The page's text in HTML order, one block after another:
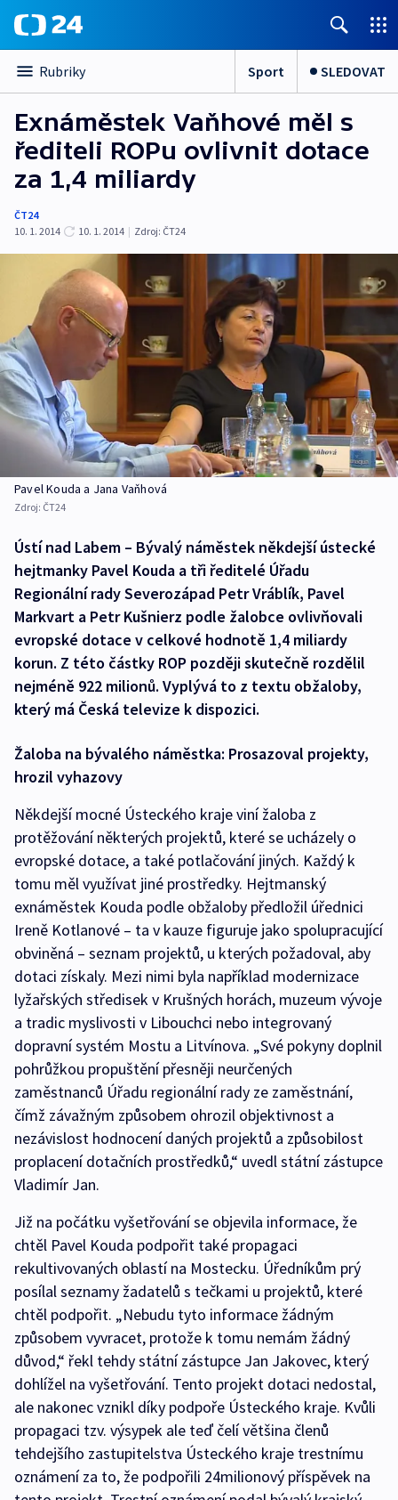
Rubriky Sport SLEDOVAT
Exnáměstek Vaňhové měl s
řediteli ROPu ovlivnit dotace
za 1,4 miliardy
ČT24
10. 1. 2014
10. 1. 2014 | Zdroj: ČT24
Pavel Kouda a Jana Vaňhová
Zdroj: ČT24
Ústí nad Labem – Bývalý náměstek někdejší ústecké
hejtmanky Pavel Kouda a tři ředitelé Úřadu
Regionální rady Severozápad Petr Vráblík, Pavel
Markvart a Petr Kušnierz podle žalobce ovlivňovali
evropské dotace v celkové hodnotě 1,4 miliardy
korun. Z této částky ROP později skutečně rozdělil
nejméně 922 milionů. Vyplývá to z textu obžaloby,
který má Česká televize k dispozici.
Žaloba na bývalého náměstka: Prosazoval projekty,
hrozil vyhazovy
Někdejší mocné Ústeckého kraje viní žaloba z
protěžování některých projektů, které se ucházely o
evropské dotace, a také potlačování jiných. Každý k
tomu měl využívat jiné prostředky. Hejtmanský
exnáměstek Kouda podle obžaloby předložil úřednici
Ireně Kotlanové – ta v kauze figuruje jako spolupracující
obviněná – seznam projektů, u kterých požadoval, aby
dotaci získaly. Mezi nimi byla například modernizace
lyžařských středisek v Krušných horách, muzeum vývoje
a tradic myslivosti v Libouchci nebo integrovaný
dopravní systém Mostu a Litvínova. „Své pokyny doplnil
pohrůžkou propuštění přesněji neurčených
zaměstnanců Úřadu regionální rady ze zaměstnání,
čímž závažným způsobem ohrozil objektivnost a
nezávislost hodnocení daných projektů a způsobilost
proplacení dotačních prostředků,“ uvedl státní zástupce
Vladimír Jan.
Již na počátku vyšetřování se objevila informace, že
chtěl Pavel Kouda podpořit také propagaci
rekultivovaných oblastí na Mostecku. Úředníkům prý
posílal seznamy žadatelů s tečkami u projektů, které
chtěl podpořit. „Nebudu tyto informace žádným
způsobem vyvracet, protože k tomu nemám žádný
důvod,“ řekl tehdy státní zástupce Jan Jakovec, který
dohlížel na vyšetřování. Tento projekt dotaci nedostal,
ale nakonec vznikl díky podpoře Ústeckého kraje. Kvůli
propagaci tzv. výsypek ale teď čelí většina členů
tehdejšího zastupitelstva Ústeckého kraje trestnímu
oznámení za to, že podpořili 24milionový příspěvek na